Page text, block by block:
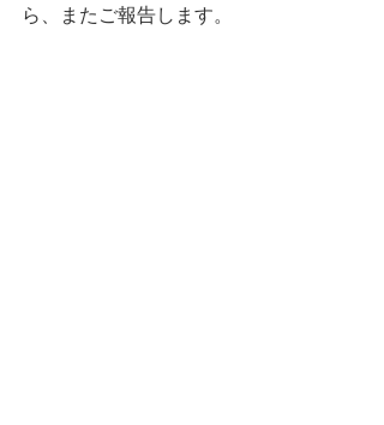
ら、またご報告します。